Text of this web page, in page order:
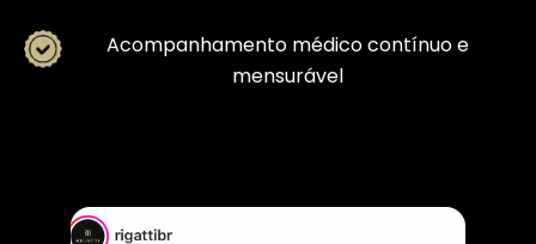
Acompanhamento médico contínuo e
mensurável